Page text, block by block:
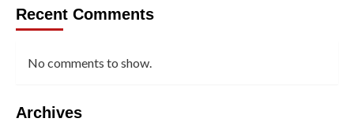
Recent Comments
No comments to show.
Archives